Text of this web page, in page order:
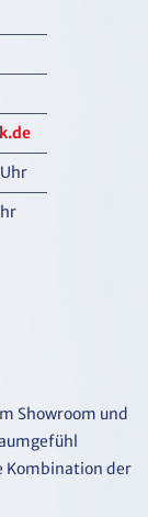
Showroom und
Kombination der